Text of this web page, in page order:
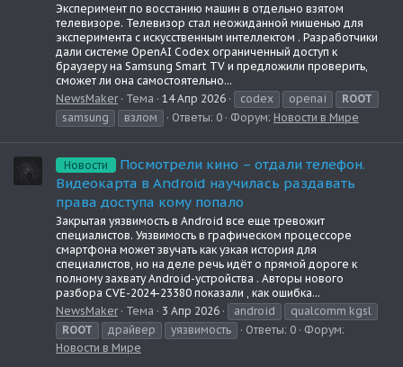
Эксперимент по восстанию машин в отдельно взятом
телевизоре. Телевизор стал неожиданной мишенью для
эксперимента с искусственным интеллектом . Разработчики
дали системе OpenAI Codex ограниченный доступ к
браузеру на Samsung Smart TV и предложили проверить,
сможет ли она самостоятельно...
NewsMaker
Тема 14 Апр 2026 codex openai
ROOT
samsung
взлом Ответы: 0 Форум: Новости в Мире
Новости
Посмотрели кино – отдали телефон.
Видеокарта в Android научилась раздавать
права доступа кому попало
Закрытая уязвимость в Android все еще тревожит
специалистов. Уязвимость в графическом процессоре
смартфона может звучать как узкая история для
специалистов, но на деле речь идёт о прямой дороге к
полному захвату Android-устройства . Авторы нового
разбора CVE-2024-23380 показали , как ошибка...
NewsMaker
Тема 3 Апр 2026 android
qualcomm kgsl
ROOT
драйвер уязвимость Ответы: 0
Форум:
Новости в Мире